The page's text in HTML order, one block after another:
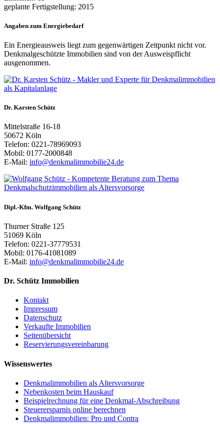
geplante Fertigstellung: 2015
Angaben zum Energiebedarf
Ein Energieausweis liegt zum gegenwärtigen Zeitpunkt nicht vor.
Denkmalgeschützte Immobilien sind von der Ausweispflicht
ausgenommen.
Dr. Karsten Schütz
Mittelstraße 16-18
50672 Köln
Telefon: 0221-78969093
Mobil: 0177-2000848
E-Mail: info@denkmalimmobilie24.de
Dipl.-Kfm. Wolfgang Schütz
Thurner Straße 125
51069 Köln
Telefon: 0221-37779531
Mobil: 0176-41081089
E-Mail: info@denkmalimmobilie24.de
Dr. Schütz Immobilien
Kontakt
Impressum
Datenschutz
Verkaufte Immobilien
Seitenübersicht
Reservierungsvereinbarung
Wissenswertes
Denkmalimmobilien als Altersvorsorge
Nebenkosten beim Hauskauf
Beispielrechnung für eine Denkmal-Abschreibung
Steuerersparnis online berechnen
Denkmalimmobilien: Pro und Contra